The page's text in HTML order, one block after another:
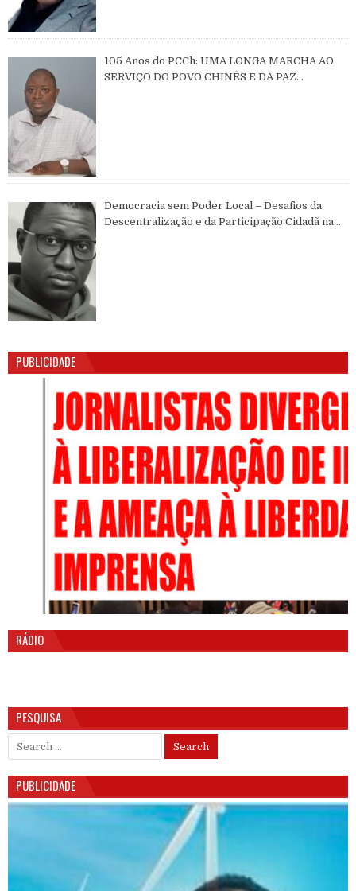
105 Anos do PCCh: UMA LONGA MARCHA AO
SERVIÇO DO POVO CHINÊS E DA PAZ
Democracia sem Poder Local – Desafios da
Descentralização e da Participação Cidadã na
PUBLICIDADE
RÁDIO
PESQUISA
Search for:
PUBLICIDADE